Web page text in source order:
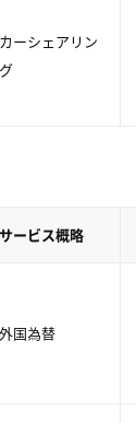
カーシェアリン
グ
サービス概略
外国為替